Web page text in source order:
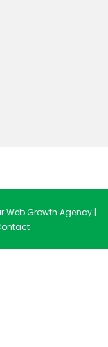
Web Growth Agency |